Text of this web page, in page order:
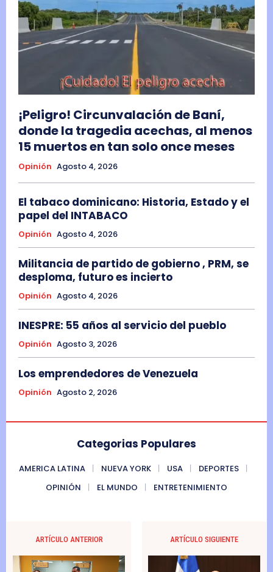
¡Peligro! Circunvalación de Baní,
donde la tragedia acechas, al menos
15 muertos en tan solo once meses
Opinión Agosto 4, 2026
El tabaco dominicano: Historia, Estado y el
papel del INTABACO
Opinión Agosto 4, 2026
Militancia de partido de gobierno , PRM, se
desploma, futuro es incierto
Opinión Agosto 4, 2026
INESPRE: 55 años al servicio del pueblo
Opinión Agosto 3, 2026
Los emprendedores de Venezuela
Opinión Agosto 2, 2026
Categorias Populares
AMERICA LATINA NUEVA YORK USA
DEPORTES
OPINIÓN
EL MUNDO ENTRETENIMIENTO
ARTÍCULO ANTERIOR ARTÍCULO SIGUIENTE